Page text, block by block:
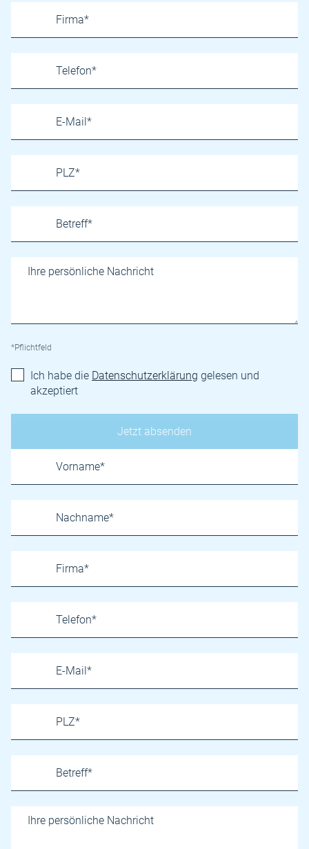
*Pflichtfeld
Ich habe die Datenschutzerklärung gelesen und
akzeptiert